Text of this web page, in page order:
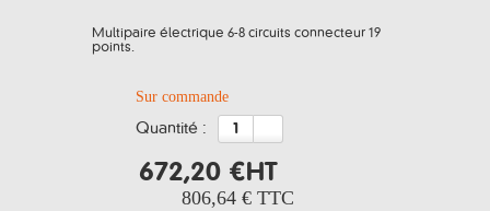
Multipaire électrique 6-8 circuits connecteur 19
points.
Sur commande
quantité :
672,20 €HT
806,64 € TTC